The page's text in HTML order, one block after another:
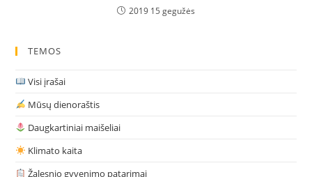
2019 15 gegužės
TEMOS
Visi įrašai
Mūsų dienoraštis
Daugkartiniai maišeliai
Klimato kaita
Žalesnio gyvenimo patarimai